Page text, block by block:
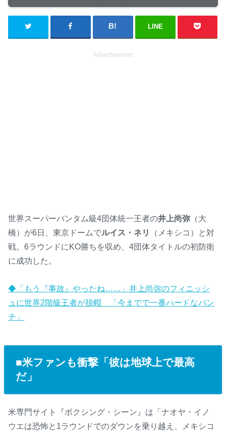
LINE
Advertisement
世界スーパーバンタム級4団体統一王者の井上尚弥 （大
橋）が6日、東京ドームでルイス・ネリ
（メキシコ）と対
戦。6ラウンドにKO勝ちを収め、4団体タイトルの初防衛
に成功した。
◆「もう『事故』やったね……」井上尚弥のフィニッシ
ュに世界2階級王者が脱帽 「今までで一番ハードなパン
チ」
■米ファンも衝撃「彼は地球上で最高
だ」
米専門サイト『ボクシング・シーン』は「ナオヤ・イノ
ウエは恐怖と1ラウンドでのダウンを乗り越え、メキシコ